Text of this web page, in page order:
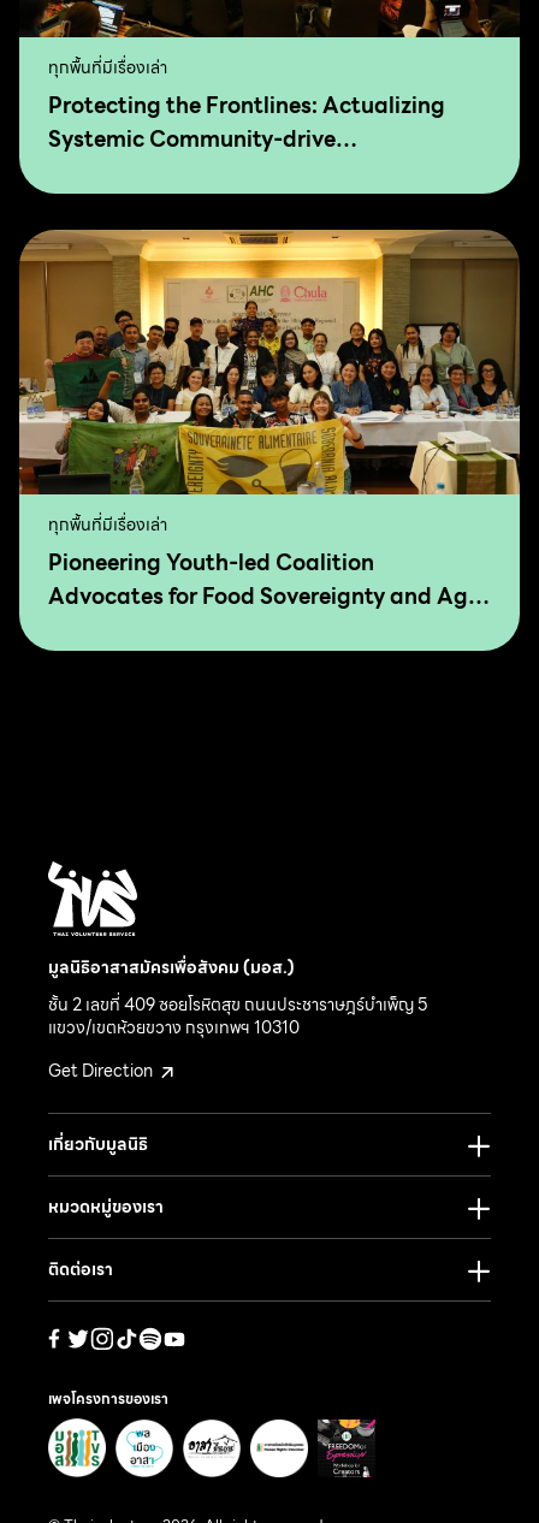
ทุกพื้นที่มีเรื่องเล่า
Protecting the Frontlines: Actualizing
Systemic Community-drive
ทุกพื้นที่มีเรื่องเล่า
Pioneering Youth-led Coalition
Advocates for Food Sovereignty and Agro
มูลนิธิอาสาสมัครเพื่อสังคม (มอส.)
ชั้น 2 เลขที่ 409 ซอยโรหิตสุข ถนนประชาราษฎร์บำเพ็ญ 5
แขวง/เขตห้วยขวาง กรุงเทพฯ 10310
Get Direction
เกี่ยวกับมูลนิธิ
หมวดหมู่ของเรา
ติดต่อเรา
เพจโครงการของเรา